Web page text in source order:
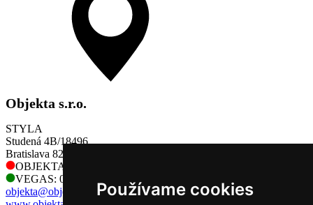
Používame cookies
Objekta s.r.o.
STYLA
Studená 4B/18496
Bratislava 821 04
OBJEKTA: 0905 730 128
VEGAS: 0905 730 128
objekta@objekta.sk